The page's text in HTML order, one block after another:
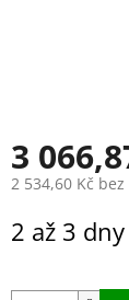
3
2 534,60 Kč bez
cena:
2 až 3 dny